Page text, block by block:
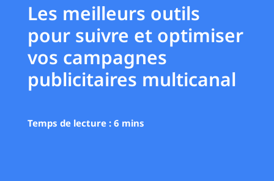
Les meilleurs outils
pour suivre et optimiser
vos campagnes
publicitaires multicanal